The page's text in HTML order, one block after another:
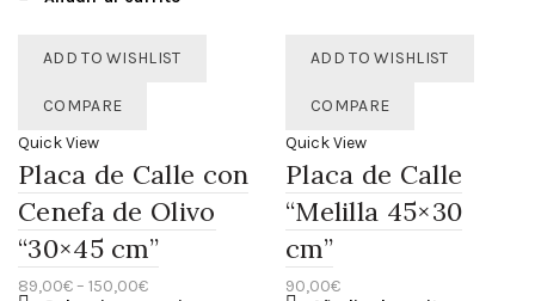
ADD TO WISHLIST
COMPARE
Quick View
Placa de Calle con
Cenefa de Olivo
“30×45 cm”
89,00€– 150,00€
ADD TO WISHLIST
COMPARE
Quick View
Placa de Calle
“Melilla 45×30
cm”
90,00€